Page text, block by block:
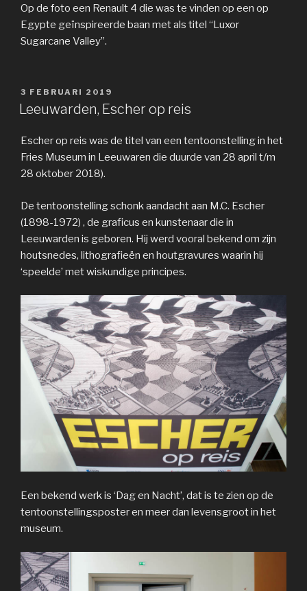
Op de foto een Renault 4 die was te vinden op een op
Egypte geïnspireerde baan met als titel “Luxor
Sugarcane Valley”.
GEPLAATST
OP
3 FEBRUARI 2019
Leeuwarden, Escher op reis
Escher op reis was de titel van een tentoonstelling in het
Fries Museum in Leeuwaren die duurde van 28 april t/m
28 oktober 2018).
De tentoonstelling schonk aandacht aan M.C. Escher
(1898-1972) , de graficus en kunstenaar die in
Leeuwarden is geboren. Hij werd vooral bekend om zijn
houtsnedes, lithografieën en houtgravures waarin hij
‘speelde’ met wiskundige principes.
Een bekend werk is ‘Dag en Nacht’, dat is te zien op de
tentoonstellingsposter en meer dan levensgroot in het
museum.